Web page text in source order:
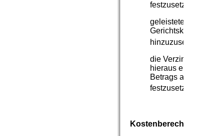
festzusetzen,
geleistete
hinzuzusetzen und
die Verzinsung des
hieraus ergebenden
Betrags ab
festzusetzen.
Kostenberechnung: